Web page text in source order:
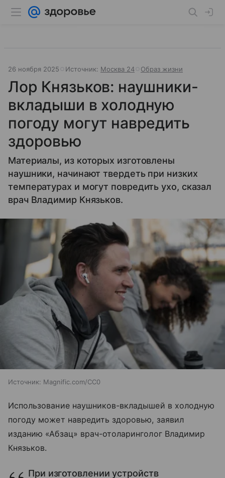
26 ноября 2025 Источник: Москва 24 Образ жизни
Лор Князьков: наушники-
вкладыши в холодную
погоду могут навредить
здоровью
Материалы, из которых изготовлены
наушники, начинают твердеть при низких
температурах и могут повредить ухо, сказал
врач Владимир Князьков.
Источник: Magnific.com/CC0
Использование наушников-вкладышей в холодную
погоду может навредить здоровью, заявил
изданию «Абзац» врач-отоларинголог Владимир
Князьков.
При изготовлении устройств